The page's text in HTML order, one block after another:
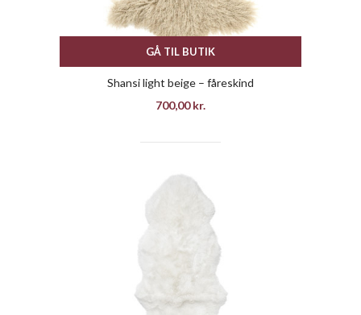
GÅ TIL BUTIK
Shansi light beige – fåreskind
700,00kr.